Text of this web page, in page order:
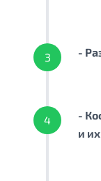
3 -
4
-
и